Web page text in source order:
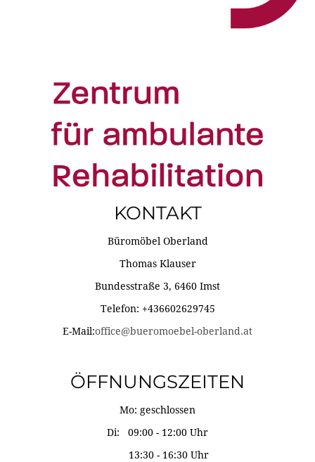
KONTAKT
Büromöbel Oberland
Thomas Klauser
Bundesstraße 3, 6460 Imst
Telefon: +436602629745
E-Mail:office@bueromoebel-oberland.at
ÖFFNUNGSZEITEN
Mo: geschlossen
Di: 09:00 - 12:00 Uhr
13:30 - 16:30 Uhr